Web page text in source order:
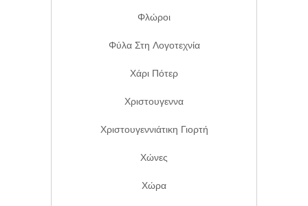
Φλώροι
Φύλα Στη Λογοτεχνία
Χάρι Πότερ
Χριστουγεννα
Χριστουγεννιάτικη Γιορτή
Χώνες
Χώρα